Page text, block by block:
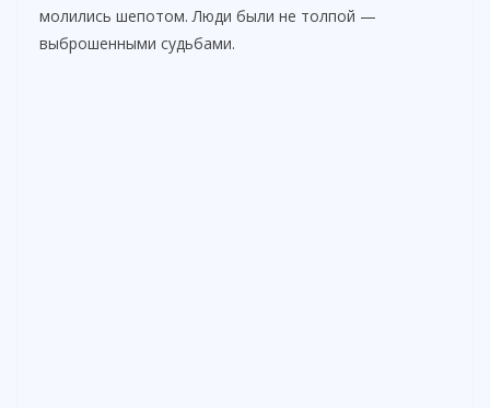
молились шепотом. Люди были не толпой —
выброшенными судьбами.